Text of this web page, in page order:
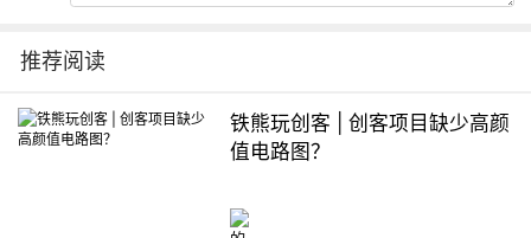
推荐阅读
铁熊玩创客 | 创客项目缺少高颜
值电路图？